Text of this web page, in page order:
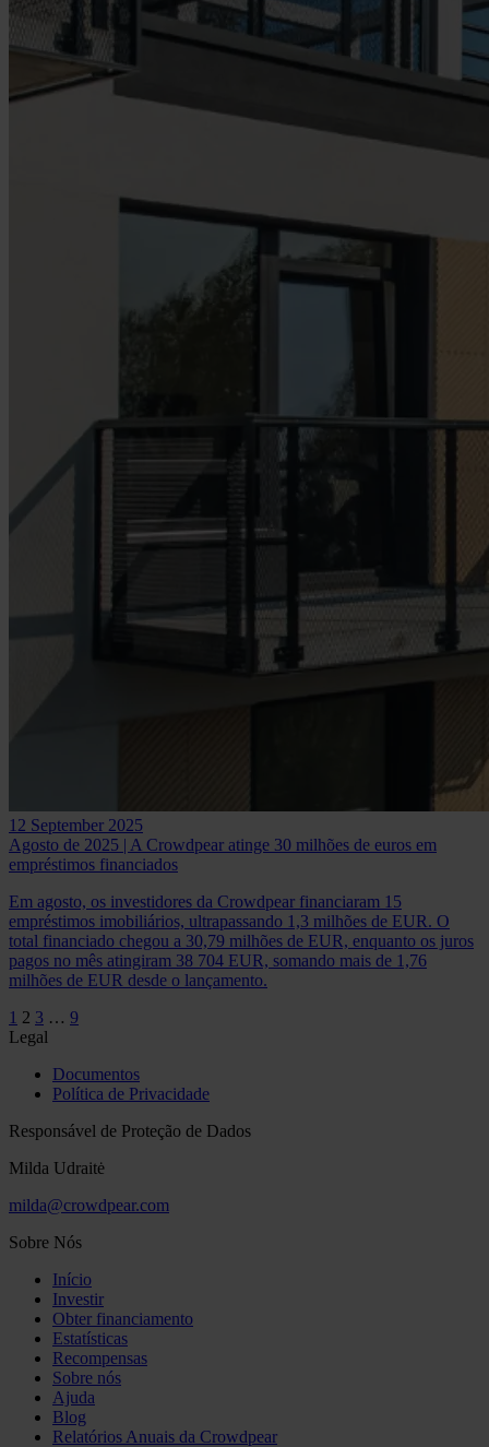
12 September 2025
Agosto de 2025 | A Crowdpear atinge 30 milhões de euros em
empréstimos financiados
Em agosto, os investidores da Crowdpear financiaram 15
empréstimos imobiliários, ultrapassando 1,3 milhões de EUR. O
total financiado chegou a 30,79 milhões de EUR, enquanto os juros
pagos no mês atingiram 38 704 EUR, somando mais de 1,76
milhões de EUR desde o lançamento.
1 2 3 … 9
Legal
Documentos
Política de Privacidade
Responsável de Proteção de Dados
Milda Udraitė
milda@crowdpear.com
Sobre Nós
Início
Investir
Obter financiamento
Estatísticas
Recompensas
Sobre nós
Ajuda
Blog
Relatórios Anuais da Crowdpear